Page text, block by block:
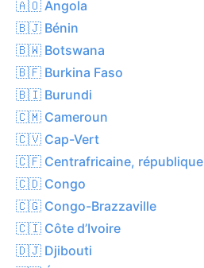
🇦🇴 Angola
🇧🇯 Bénin
🇧🇼 Botswana
🇧🇫 Burkina Faso
🇧🇮 Burundi
🇨🇲 Cameroun
🇨🇻 Cap-Vert
🇨🇫 Centrafricaine, république
🇨🇩 Congo
🇨🇬 Congo-Brazzaville
🇨🇮 Côte d’Ivoire
🇩🇯 Djibouti